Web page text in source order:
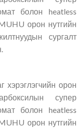
болон heatless
орон нутгийн
сургалт
хэрэглэгчийн орон
супер
болон heatless
орон нутгийн